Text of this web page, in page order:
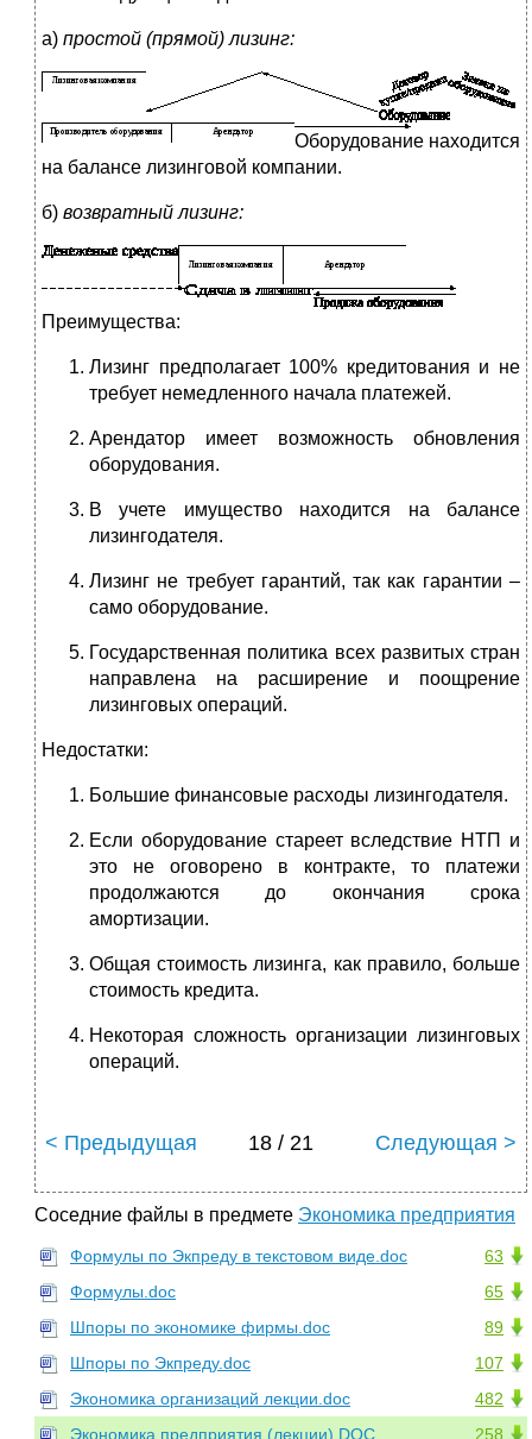
а) простой (прямой) лизинг:
Оборудование находится
на балансе лизинговой компании.
б) возвратный лизинг:
Преимущества:
Лизинг предполагает 100% кредитования и не
требует немедленного начала платежей.
Арендатор имеет возможность обновления
оборудования.
В учете имущество находится на балансе
лизингодателя.
Лизинг не требует гарантий, так как гарантии –
само оборудование.
Государственная политика всех развитых стран
направлена на расширение и поощрение
лизинговых операций.
Недостатки:
Большие финансовые расходы лизингодателя.
Если оборудование стареет вследствие НТП и
это не оговорено в контракте, то платежи
продолжаются до окончания срока
амортизации.
Общая стоимость лизинга, как правило, больше
стоимость кредита.
Некоторая сложность организации лизинговых
операций.
< Предыдущая 18 / 21 Следующая >
Соседние файлы в предмете Экономика предприятия
63
Формулы по Экпреду в текстовом виде.doc
65
Формулы.doc
89
Шпоры по экономике фирмы.doc
107
Шпоры по Экпреду.doc
482
Экономика организаций лекции.doc
258
Экономика предприятия (лекции).DOC